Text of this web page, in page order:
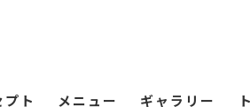
プト メニュー ギャラリー